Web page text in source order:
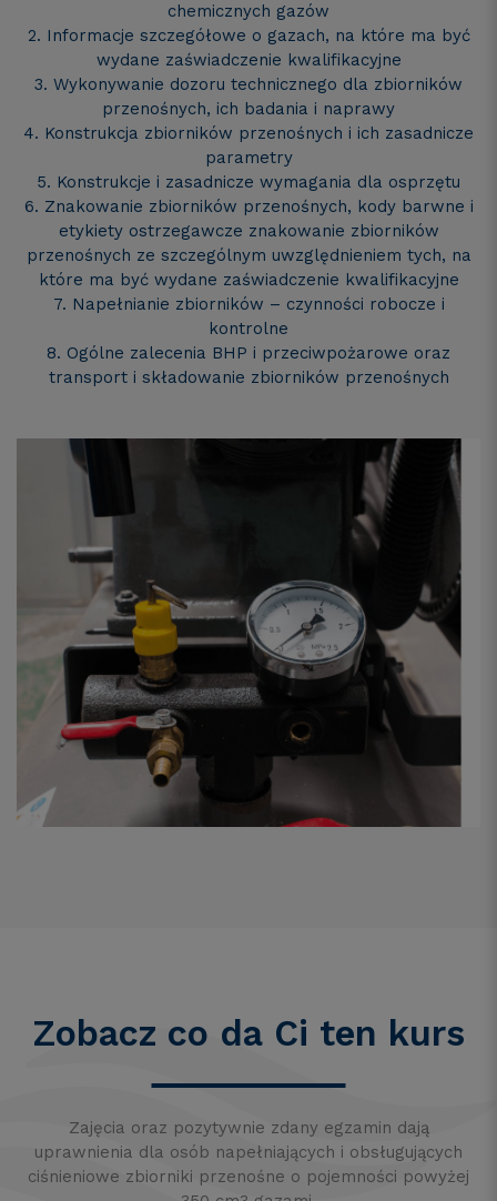
chemicznych gazów
2. Informacje szczegółowe o gazach, na które ma być
wydane zaświadczenie kwalifikacyjne
3. Wykonywanie dozoru technicznego dla zbiorników
przenośnych, ich badania i naprawy
4. Konstrukcja zbiorników przenośnych i ich zasadnicze
parametry
5. Konstrukcje i zasadnicze wymagania dla osprzętu
6. Znakowanie zbiorników przenośnych, kody barwne i
etykiety ostrzegawcze znakowanie zbiorników
przenośnych ze szczególnym uwzględnieniem tych, na
które ma być wydane zaświadczenie kwalifikacyjne
7. Napełnianie zbiorników – czynności robocze i
kontrolne
8. Ogólne zalecenia BHP i przeciwpożarowe oraz
transport i składowanie zbiorników przenośnych
Zobacz co da Ci ten kurs
Zajęcia oraz pozytywnie zdany egzamin dają
uprawnienia dla osób napełniających i obsługujących
ciśnieniowe zbiorniki przenośne o pojemności powyżej